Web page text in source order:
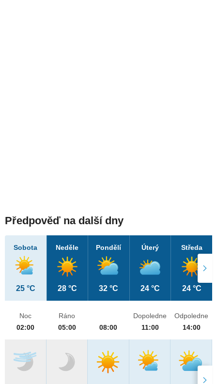
Předpověď na další dny
Sobota
25 °C
Neděle
28 °C
Pondělí
32 °C
Úterý
24 °C
Středa
24 °C
Noc
02:00
Ráno
05:00
08:00
Dopoledne
11:00
Odpoledne
14:00